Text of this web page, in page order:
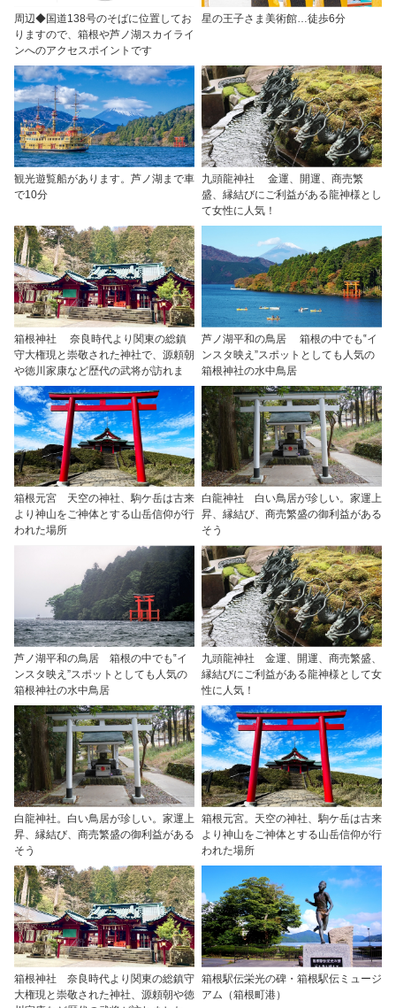
周辺◆国道138号のそばに位置してお
りますので、箱根や芦ノ湖スカイライ
ンへのアクセスポイントです
星の王子さま美術館…徒歩6分
観光遊覧船があります。芦ノ湖まで車
で10分
九頭龍神社 金運、開運、商売繁
盛、縁結びにご利益がある龍神様とし
て女性に人気！
箱根神社 奈良時代より関東の総鎮
守大権現と崇敬された神社で、源頼朝
や徳川家康など歴代の武将が訪れま
芦ノ湖平和の鳥居 箱根の中でも‟イ
ンスタ映え”スポットとしても人気の
箱根神社の水中鳥居
箱根元宮 天空の神社、駒ケ岳は古来
より神山をご神体とする山岳信仰が行
われた場所
白龍神社 白い鳥居が珍しい。家運上
昇、縁結び、商売繁盛の御利益がある
そう
芦ノ湖平和の鳥居 箱根の中でも‟イ
ンスタ映え”スポットとしても人気の
箱根神社の水中鳥居
九頭龍神社 金運、開運、商売繁盛、
縁結びにご利益がある龍神様として女
性に人気！
白龍神社。白い鳥居が珍しい。家運上
昇、縁結び、商売繁盛の御利益がある
そう
箱根元宮。天空の神社、駒ケ岳は古来
より神山をご神体とする山岳信仰が行
われた場所
箱根神社 奈良時代より関東の総鎮守
大権現と崇敬された神社、源頼朝や徳
箱根駅伝栄光の碑・箱根駅伝ミュージ
アム（箱根町港）